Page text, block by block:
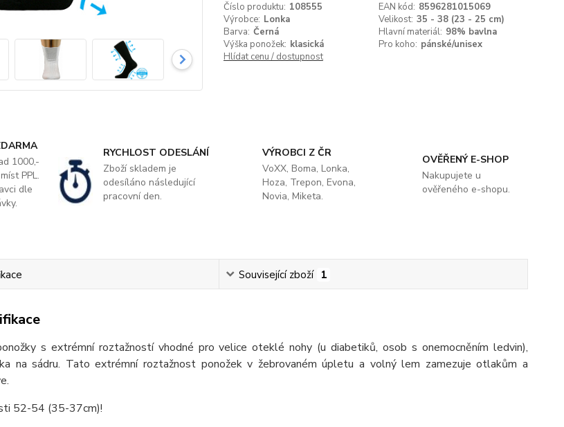
Číslo produktu: 108555 EAN kód: 8596281015069
Výrobce: Lonka Velikost: 35 - 38 (23 - 25 cm)
Barva: Černá Hlavní materiál: 98% bavlna
Výška ponožek: klasická Pro koho: pánské/unisex
Hlídat cenu / dostupnost
1000,-
PPL.
dle
RYCHLOST ODESLÁNÍ
Zboží skladem je
odesíláno následující
pracovní den.
VÝROBCI Z ČR
VoXX, Boma, Lonka,
Hoza, Trepon, Evona,
Novia, Miketa.
OVĚŘENÝ E-SHOP
Nakupujete u
ověřeného e-shopu.
Související zboží 1
s extrémní roztažností vhodné pro velice oteklé nohy (u diabetiků, osob s onemocněním ledvin),
na sádru. Tato extrémní roztažnost ponožek v žebrovaném úpletu a volný lem zamezuje otlakům a
52-54 (35-37cm)!